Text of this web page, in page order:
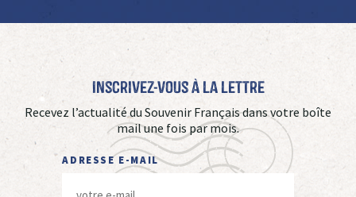
Inscrivez-vous à La Lettre
Recevez l’actualité du Souvenir Français dans votre boîte
mail une fois par mois.
ADRESSE E-MAIL